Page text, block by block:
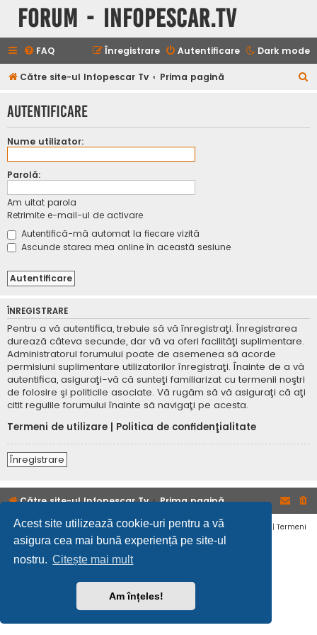
Acest site utilizează cookie-uri pentru a vă
asigura cea mai bună experiență pe site-ul
nostru. Citește mai mult
Am înțeles!
Forum - InfoPescar.Tv
Dark mode
FAQ Autentificare
Înregistrare
Către site-ul Infopescar Tv Prima pagină
t
Autentificare
Nume utilizator:
Parolă:
Am uitat parola
Retrimite e-mail-ul de activare
Autentifică-mă automat la fiecare vizită
Ascunde starea mea online în această sesiune
ÎNREGISTRARE
Pentru a vă autentifica, trebuie să vă înregistraţi. Înregistrarea
durează câteva secunde, dar vă va oferi facilităţi suplimentare.
Administratorul forumului poate de asemenea să acorde
permisiuni suplimentare utilizatorilor înregistraţi. Înainte de a vă
autentifica, asiguraţi-vă că sunteţi familiarizat cu termenii noştri
de folosire şi politicile asociate. Vă rugăm să vă asiguraţi că aţi
citit regulile forumului înainte să navigaţi pe acesta.
Termeni de utilizare
Politica de confidenţialitate
Înregistrare
Către site-ul Infopescar Tv Prima pagină
Confidențialitate | Termeni